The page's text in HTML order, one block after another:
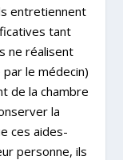
entretiennent
tant
ne réalisent
le médecin)
de la chambre
la
ces aides-
personne, ils